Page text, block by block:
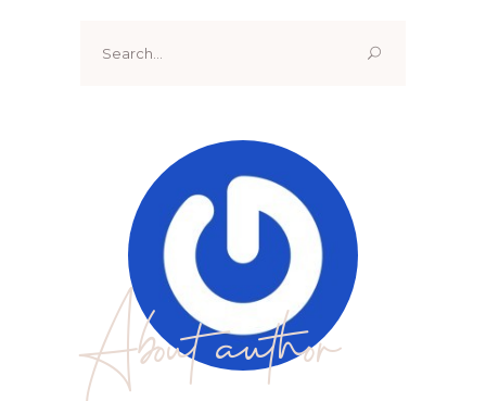
for:
About author